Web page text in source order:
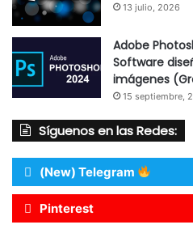
13 julio, 2026
Adobe
Software
imágenes
15 septiembre,
Síguenos en las Redes:
(New) Telegram
Pinterest